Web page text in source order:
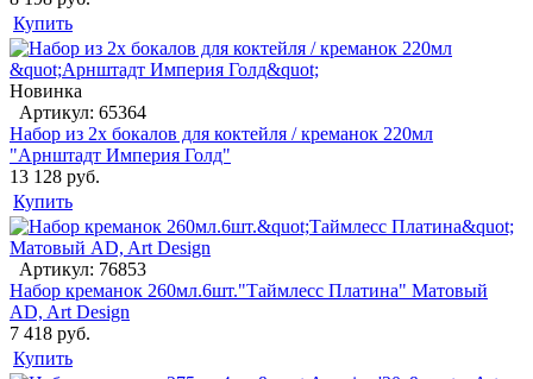
Купить
Новинка
Артикул: 65364
Набор из 2х бокалов для коктейля / креманок 220мл
"Арнштадт Империя Голд"
13 128 руб.
Купить
Артикул: 76853
Набор креманок 260мл.6шт."Таймлесс Платина" Матовый
AD, Art Design
7 418 руб.
Купить